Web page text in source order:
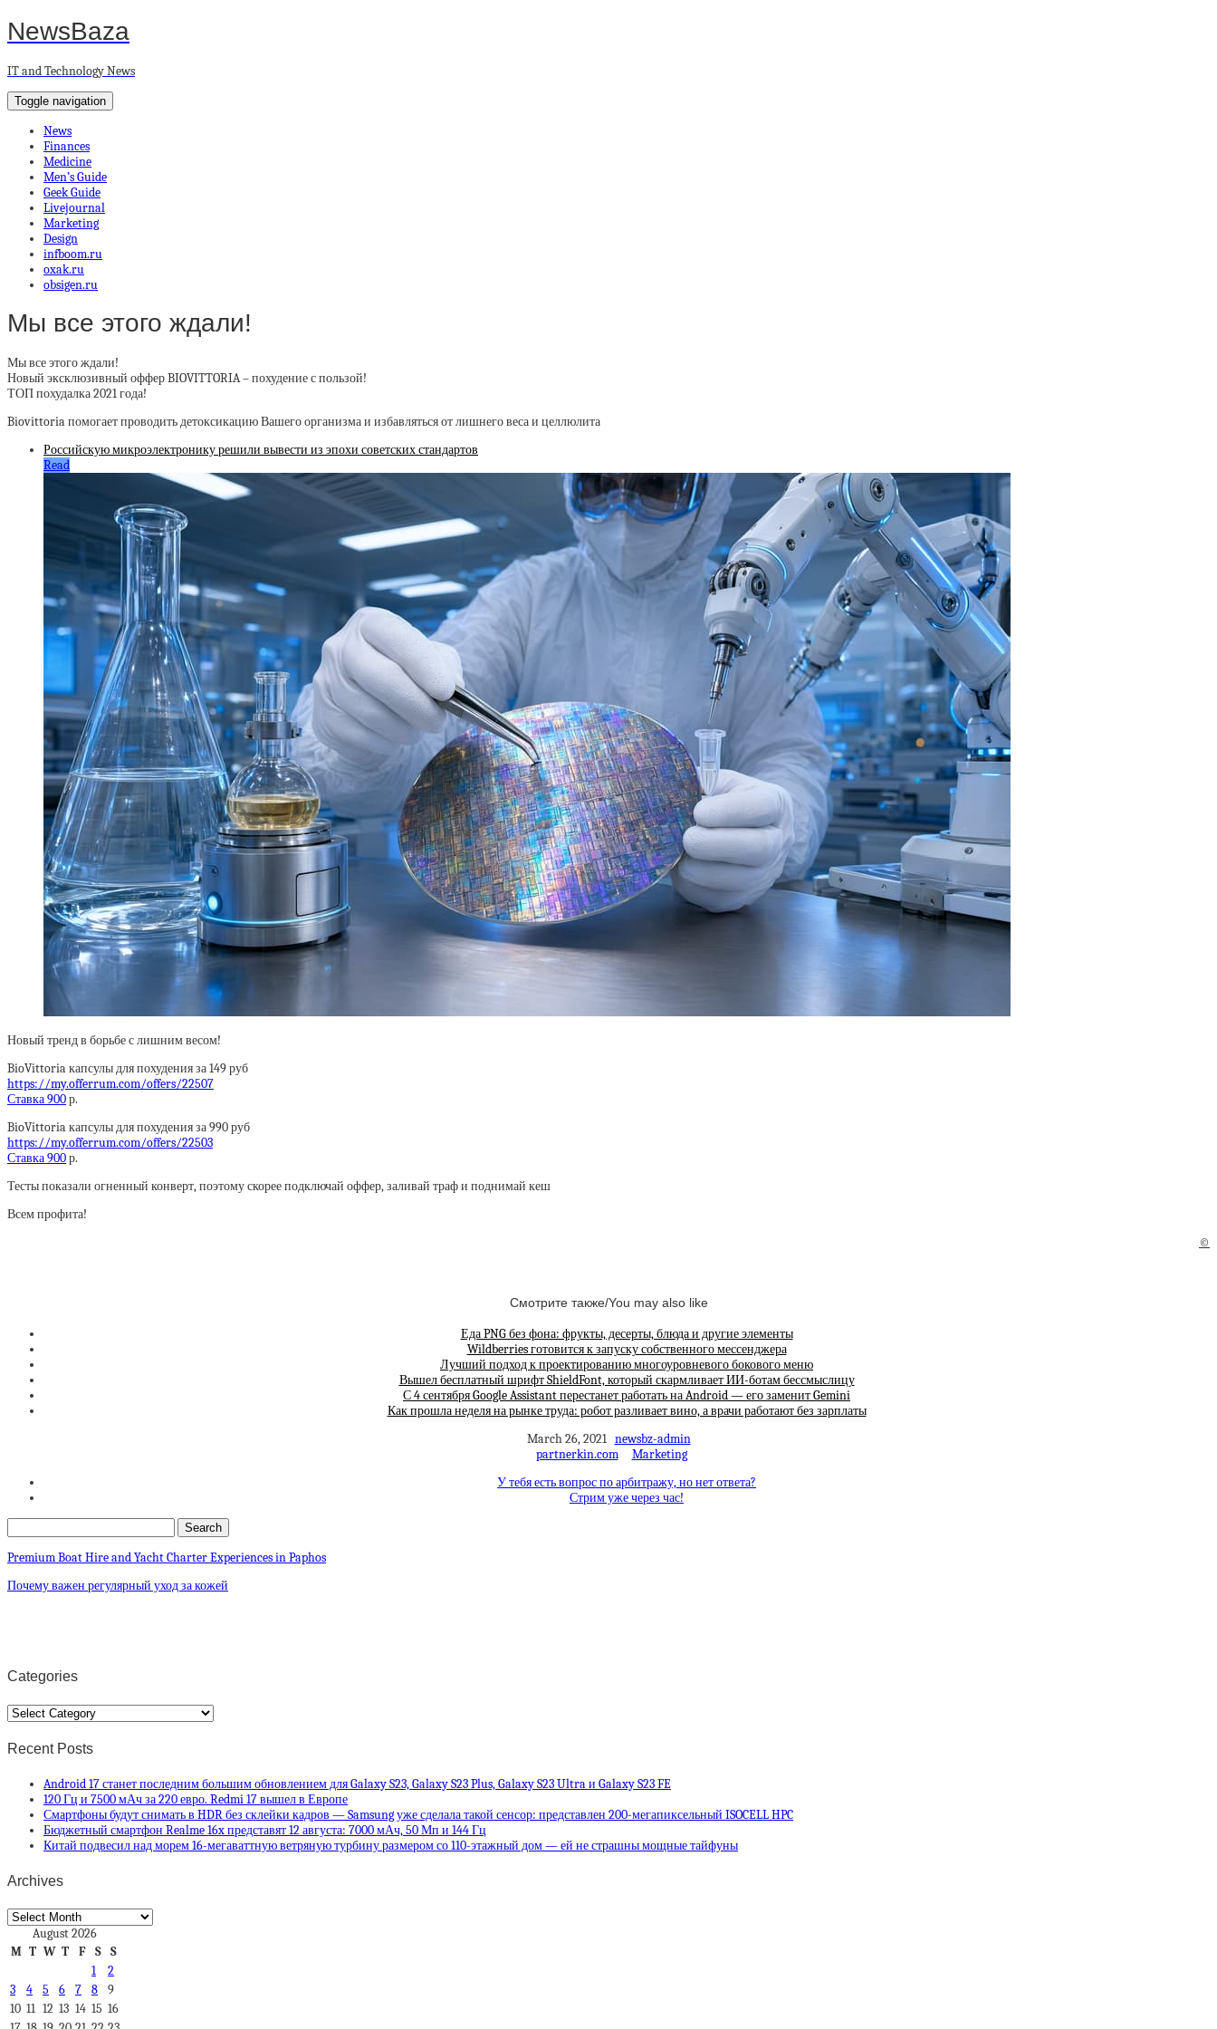
NewsBaza
IT and Technology News
Toggle navigation
News
Finances
Medicine
Men’s Guide
Geek Guide
Livejournal
Marketing
Design
infboom.ru
oxak.ru
obsigen.ru
Мы все этого ждали!
Мы все этого ждали!
Новый эксклюзивный оффер BIOVITTORIA – похудение с пользой!
ТОП похудалка 2021 года!
Biovittoria помогает проводить детоксикацию Вашего организма и избавляться от лишнего веса и целлюлита
Российскую микроэлектронику решили вывести из эпохи советских стандартов
Read
Новый тренд в борьбе с лишним весом!
BioVittoria капсулы для похудения за 149 руб
https://my.offerrum.com/offers/22507
Ставка 900р.
BioVittoria капсулы для похудения за 990 руб
https://my.offerrum.com/offers/22503
Ставка 900р.
Тесты показали огненный конверт, поэтому скорее подключай оффер, заливай траф и поднимай кеш
Всем профита!
©
Смотрите также/You may also like
Еда PNG без фона: фрукты, десерты, блюда и другие элементы
Wildberries готовится к запуску собственного мессенджера
Лучший подход к проектированию многоуровневого бокового меню
Вышел бесплатный шрифт ShieldFont, который скармливает ИИ-ботам бессмыслицу
С 4 сентября Google Assistant перестанет работать на Android — его заменит Gemini
Как прошла неделя на рынке труда: робот разливает вино, а врачи работают без зарплаты
March 26, 2021 newsbz-admin
partnerkin.com
Marketing
У тебя есть вопрос по арбитражу, но нет ответа?
Стрим уже через час!
Premium Boat Hire and Yacht Charter Experiences in Paphos
Почему важен регулярный уход за кожей
Categories
Categories
Recent Posts
Android 17 станет последним большим обновлением для Galaxy S23, Galaxy S23 Plus, Galaxy S23 Ultra и Galaxy S23 FE
120 Гц и 7500 мАч за 220 евро. Redmi 17 вышел в Европе
Смартфоны будут снимать в HDR без склейки кадров — Samsung уже сделала такой сенсор: представлен 200-мегапиксельный ISOCELL HPC
Бюджетный смартфон Realme 16x представят 12 августа: 7000 мАч, 50 Мп и 144 Гц
Китай подвесил над морем 16-мегаваттную ветряную турбину размером со 110-этажный дом — ей не страшны мощные тайфуны
Archives
Archives
August 2026
M T W T F S
S
1
2
3
4 5 6 7 8
9
10 11 12 13 14 15 16